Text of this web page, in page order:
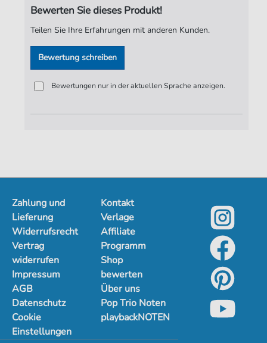
Bewerten Sie dieses Produkt!
Teilen Sie Ihre Erfahrungen mit anderen Kunden.
Bewertung schreiben
Bewertungen nur in der aktuellen Sprache anzeigen.
Zahlung und
Lieferung
Widerrufsrecht
Vertrag
widerrufen
Impressum
AGB
Datenschutz
Cookie
Einstellungen
Kontakt
Verlage
Affiliate
Programm
Shop
bewerten
Über uns
Pop Trio Noten
playbackNOTEN